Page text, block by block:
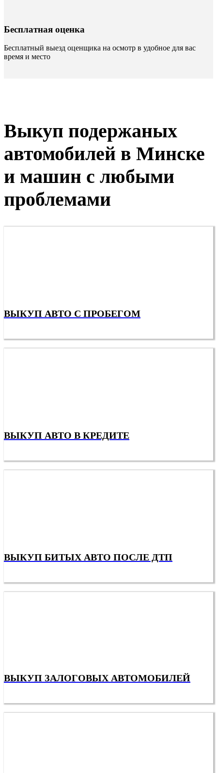
Бесплатная оценка
Бесплатный выезд оценщика на осмотр в удобное для вас
время и место
Выкуп подержаных
автомобилей в Минске
и машин с любыми
проблемами
ВЫКУП АВТО С ПРОБЕГОМ
ВЫКУП АВТО В КРЕДИТЕ
ВЫКУП БИТЫХ АВТО ПОСЛЕ ДТП
ВЫКУП ЗАЛОГОВЫХ АВТОМОБИЛЕЙ